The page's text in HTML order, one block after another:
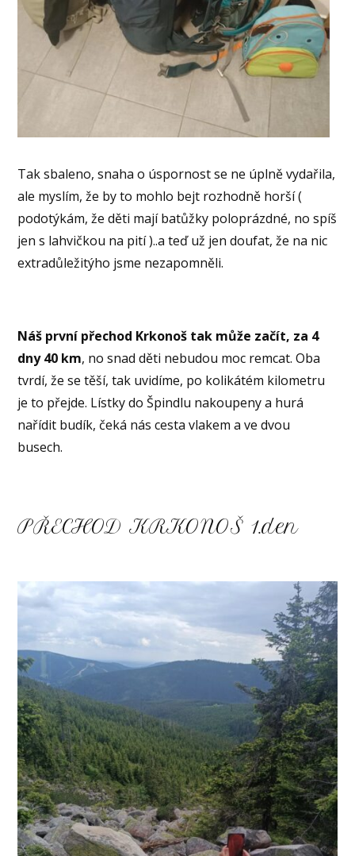
Tak sbaleno, snaha o úspornost se ne úplně vydařila,
ale myslím, že by to mohlo bejt rozhodně horší (
podotýkám, že děti mají batůžky poloprázdné, no spíš
jen s lahvičkou na pití )..a teď už jen doufat, že na nic
extradůležitýho jsme nezapomněli.
Náš první přechod Krkonoš tak může začít, za 4
dny 40 km, no snad děti nebudou moc remcat. Oba
tvrdí, že se těší, tak uvidíme, po kolikátém kilometru
je to přejde. Lístky do Špindlu nakoupeny a hurá
nařídit budík, čeká nás cesta vlakem a ve dvou
busech.
PŘECHOD KRKONOŠ 1.den